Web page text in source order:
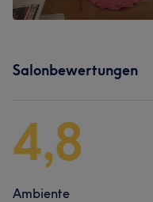
Salonbewertungen
4,8
Ambiente